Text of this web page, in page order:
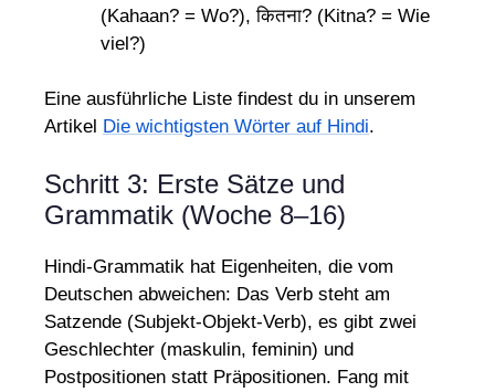
(Kahaan? = Wo?), कितना? (Kitna? = Wie
viel?)
Eine ausführliche Liste findest du in unserem
Artikel Die wichtigsten Wörter auf Hindi.
Schritt 3: Erste Sätze und
Grammatik (Woche 8–16)
Hindi-Grammatik hat Eigenheiten, die vom
Deutschen abweichen: Das Verb steht am
Satzende (Subjekt-Objekt-Verb), es gibt zwei
Geschlechter (maskulin, feminin) und
Postpositionen statt Präpositionen. Fang mit